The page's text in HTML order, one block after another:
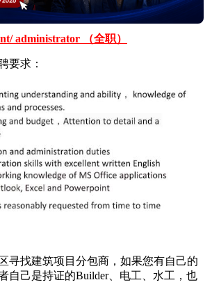
administrator （全职）
要求：
寻找建筑项目分包商，如果您有自己的
自己是持证的Builder、电工、水工，也